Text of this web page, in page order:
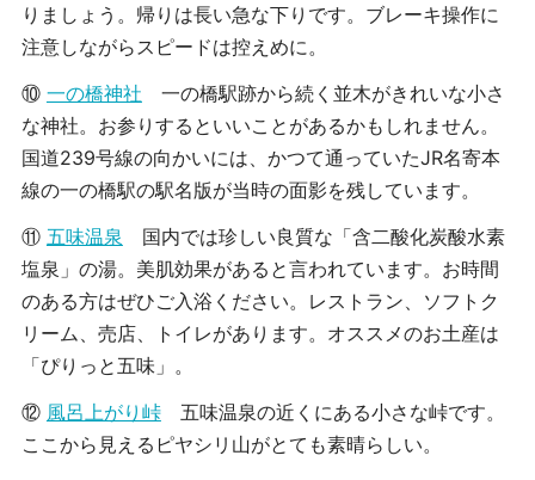
りましょう。帰りは長い急な下りです。ブレーキ操作に
注意しながらスピードは控えめに。
⑩ 一の橋神社
一の橋駅跡から続く並木がきれいな小さ
な神社。お参りするといいことがあるかもしれません。
国道239号線の向かいには、かつて通っていたJR名寄本
線の一の橋駅の駅名版が当時の面影を残しています。
⑪ 五味温泉
国内では珍しい良質な「含二酸化炭酸水素
塩泉」の湯。美肌効果があると言われています。お時間
のある方はぜひご入浴ください。レストラン、ソフトク
リーム、売店、トイレがあります。オススメのお土産は
「ぴりっと五味」。
⑫ 風呂上がり峠
五味温泉の近くにある小さな峠です。
ここから見えるピヤシリ山がとても素晴らしい。